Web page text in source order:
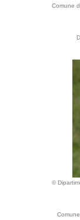
Comune
©